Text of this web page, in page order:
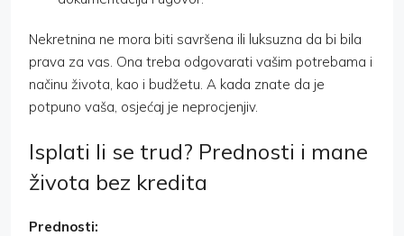
Nekretnina ne mora biti savršena ili luksuzna da bi bila
prava za vas. Ona treba odgovarati vašim potrebama i
načinu života, kao i budžetu. A kada znate da je
potpuno vaša, osjećaj je neprocjenjiv.
Isplati li se trud? Prednosti i mane
života bez kredita
Prednosti: